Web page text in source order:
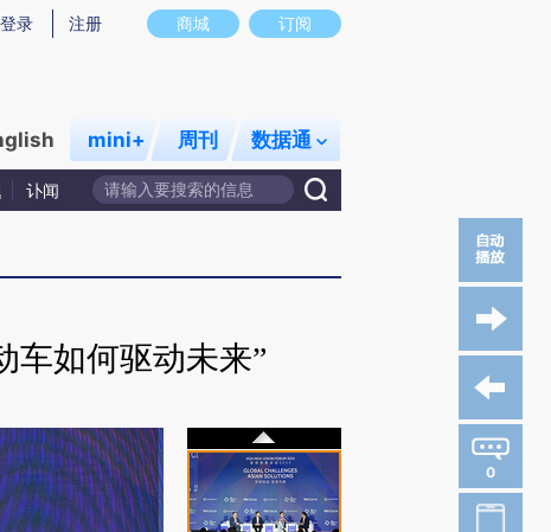
商城 订阅
登录 注册
mini+ 周刊 数据通
讣闻
车如何驱动未来”
0